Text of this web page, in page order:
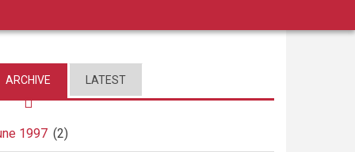
ARCHIVE LATEST
1997 (2)